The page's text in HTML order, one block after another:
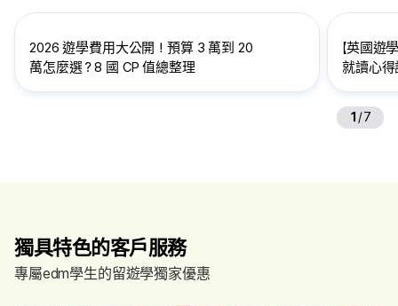
2026 遊學費用大公開！預算 3 萬到 20
萬怎麼選？8 國 CP 值總整理
【英國遊
就讀心得
1 /7
獨具特色的客戶服務
專屬edm學生的留遊學獨家優惠